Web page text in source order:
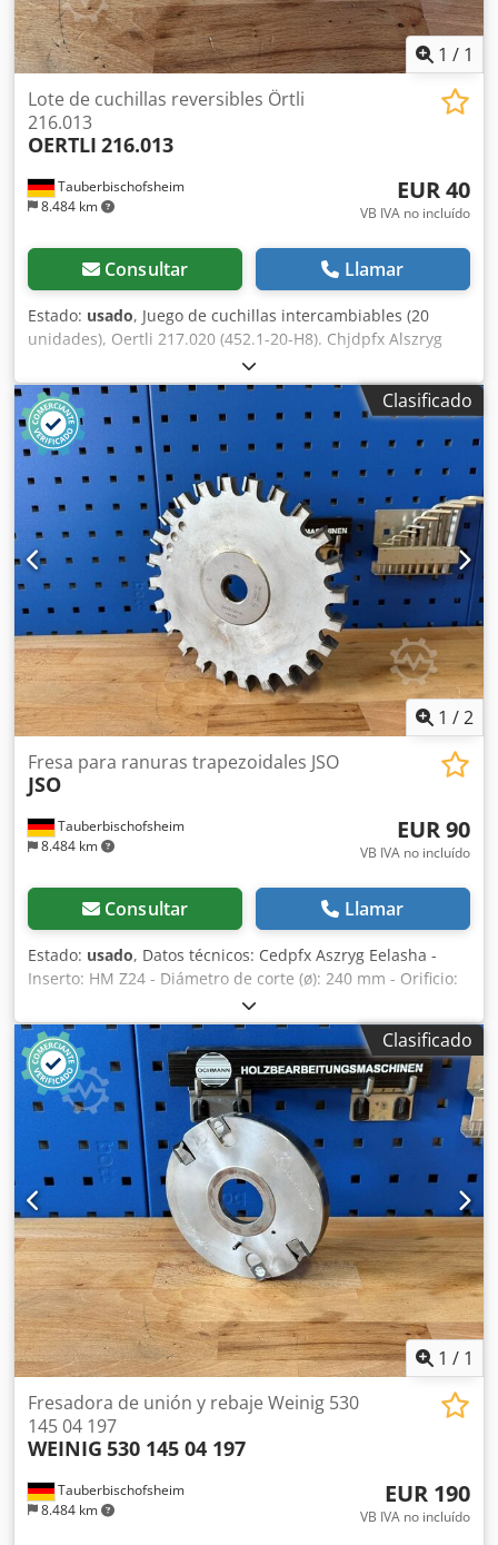
1 / 1
Tauberbischofsheim
8.484 km
Lote de cuchillas reversibles Örtli
216.013
OERTLI 216.013
EUR 40
VB IVA no incluído
Consultar Llamar
Estado: usado, Juego de cuchillas intercambiables (20
unidades), Oertli 217.020 (452.1-20-H8). Chjdpfx Alszryg
Clasificado
1 /2
Tauberbischofsheim
8.484 km
Fresa para ranuras trapezoidales JSO
JSO
EUR 90
VB IVA no incluído
Consultar Llamar
Estado: usado, Datos técnicos: Cedpfx Aszryg Eelasha -
Inserto: HM Z24 - Diámetro de corte (ø): 240 mm - Orificio:
30 mm - Longitud: 15/20 mm - Material: Acero - Velocidad
de giro: máx. 6.000 rpm - Marcado: BG-Form
Clasificado
1 / 1
Tauberbischofsheim
8.484 km
Fresadora de unión y rebaje Weinig 530
145 04 197
WEINIG 530 145 04 197
EUR 190
VB IVA no incluído